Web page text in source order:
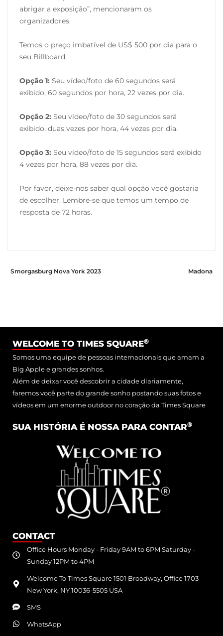
abrigar a exposição”, mencionaram os
organizadores.
Temos o preço imbatível de US$ 500 por dia para o
seu Billboard:
Opção 1: Seu vídeo/foto de 60 segundos será
exibido, 60 segundos por hora, 22 vezes por dia.
Opção 2: Seu vídeo/foto de 30 segundos será
exibido, duas vezes por hora, 44 vezes por dia.
Opção 3: Seu vídeo/foto de 15 segundos será exibido
4 vezes por hora, 88 vezes por dia.
Por favor, deixe-nos saber qual opção você gostaria
de escolher. Lembre-se que temos um tempo de
resposta de 72 horas.
Smorgasburg Nova York 2023 Madona
WELCOME TO TIMES SQUARE®
Somos uma equipe de pessoas internacionais que amam a
Big Apple e grandes sonhos.
Além de deixar você descobrir a cidade diariamente,
faremos você parte do grande sonho postando suas fotos e
vídeos em um enorme outdoor no coração da Times Square
SUA HISTÓRIA É NOSSA PARA CONTAR®
CONTACT
Office Hours Monday - Friday 9AM to 6PM Saturday -
Sunday 12PM to 4PM
Welcome To Times Square 1501 Broadway, Office 1703
New York, NY 10036-5505 USA
SMS
WhatsApp